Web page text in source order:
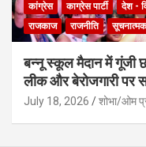
कांग्रेस काग्रेस पार्टी देश -
राजकाज
राजनीति सूचनात्मक
बन्नू स्कूल मैदान में गूंजी
लीक और बेरोजगारी पर
July 18, 2026 शोभा/ओम